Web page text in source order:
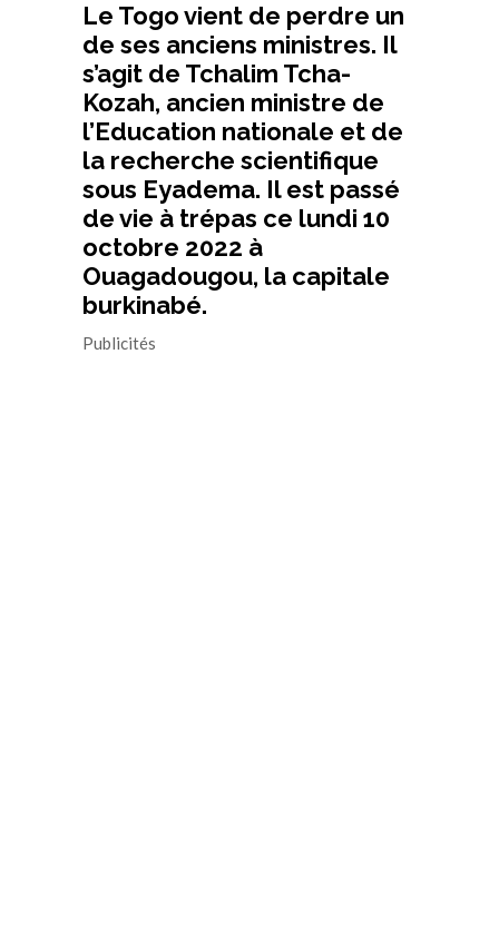
Le Togo vient de perdre un
de ses anciens ministres. Il
s’agit de Tchalim Tcha-
Kozah, ancien ministre de
l’Education nationale et de
la recherche scientifique
sous Eyadema. Il est passé
de vie à trépas ce lundi 10
octobre 2022 à
Ouagadougou, la capitale
burkinabé.
Publicités